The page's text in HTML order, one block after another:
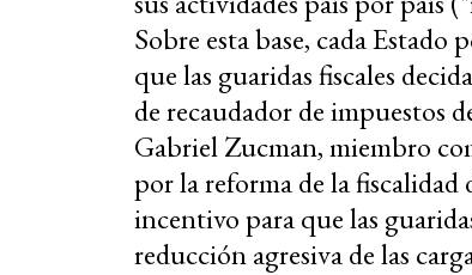
Sobre esta base, cada
que las guaridas fiscales
de recaudador de impuestos
Gabriel Zucman, miembro
por la reforma de la
incentivo para que las
reducción agresiva de las